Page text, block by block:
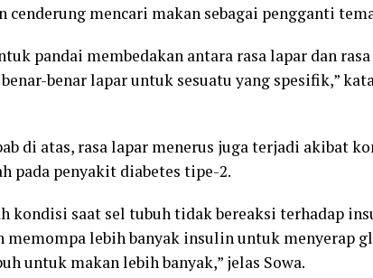
cenderung mencari makan sebagai pengganti
pandai membedakan antara rasa lapar dan rasa
benar lapar untuk sesuatu yang spesifik,”
di atas, rasa lapar menerus juga terjadi akibat
pada penyakit diabetes tipe-2.
kondisi saat sel tubuh tidak bereaksi terhadap
memompa lebih banyak insulin untuk menyerap
untuk makan lebih banyak,” jelas Sowa.